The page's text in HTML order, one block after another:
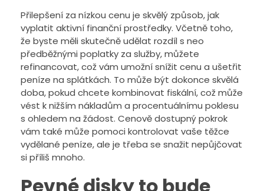
Přilepšení za nízkou cenu je skvělý způsob, jak
vyplatit aktivní finanční prostředky. Včetně toho,
že byste měli skutečně udělat rozdíl s neo
předběžnými poplatky za služby, můžete
refinancovat, což vám umožní snížit cenu a ušetřit
peníze na splátkách. To může být dokonce skvělá
doba, pokud chcete kombinovat fiskální, což může
vést k nižším nákladům a procentuálnímu poklesu
s ohledem na žádost. Cenově dostupný pokrok
vám také může pomoci kontrolovat vaše těžce
vydělané peníze, ale je třeba se snažit nepůjčovat
si příliš mnoho.